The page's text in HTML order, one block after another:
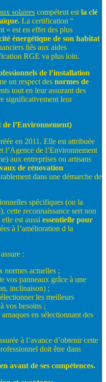
solaires compétent est la clé
La certification “
» est en effet des plus
énergétique de son habitat
liés aux aides
RGE va plus loin.
de l’installation
un respect des normes de
tout en leur assurant des
significativement leur
de l’Environnement)
en 2011. Elle est attribuée
l’Agence de l’Environnement
aux entreprises ou artisans
de rénovation
dans une démarche de
spécifiques (ou la
cette reconnaissance sert non
elle est aussi essentielle pour
à l’amélioration d la
:
normes actuelles ;
vos panneaux grâce à une
inclinaison) ;
les meilleurs
vos besoins ;
en sélectionnant des
à l’avance d’obtenir cette
doit être dans
en avant de ses compétences.